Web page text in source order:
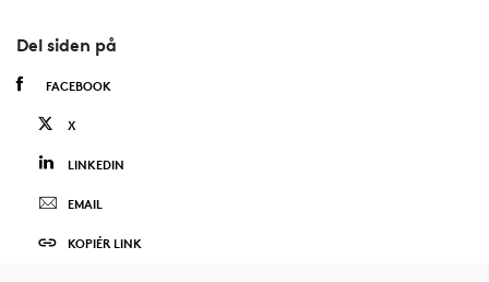
Del siden på
FACEBOOK
X
LINKEDIN
EMAIL
KOPIÉR LINK